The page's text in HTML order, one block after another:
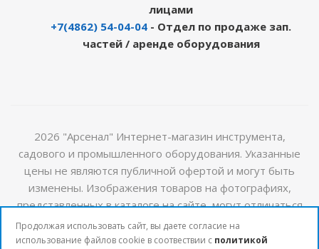
лицами
+7(4862) 54-04-04 - Отдел по продаже зап.
частей / аренде оборудования
2026 "Арсенал" Интернет-магазин инструмента,
садового и промышленного оборудования. Указанные
цены не являются публичной офертой и могут быть
изменены. Изображения товаров на фотографиях,
представленных в каталоге на сайте, могут отличаться
от оригиналов. Актуальную информацию о стоимости и
наличии товаров можно получить у наших менеджеров
Продолжая использовать сайт, вы даете согласие на
использование файлов cookie в соотвествии с политикой